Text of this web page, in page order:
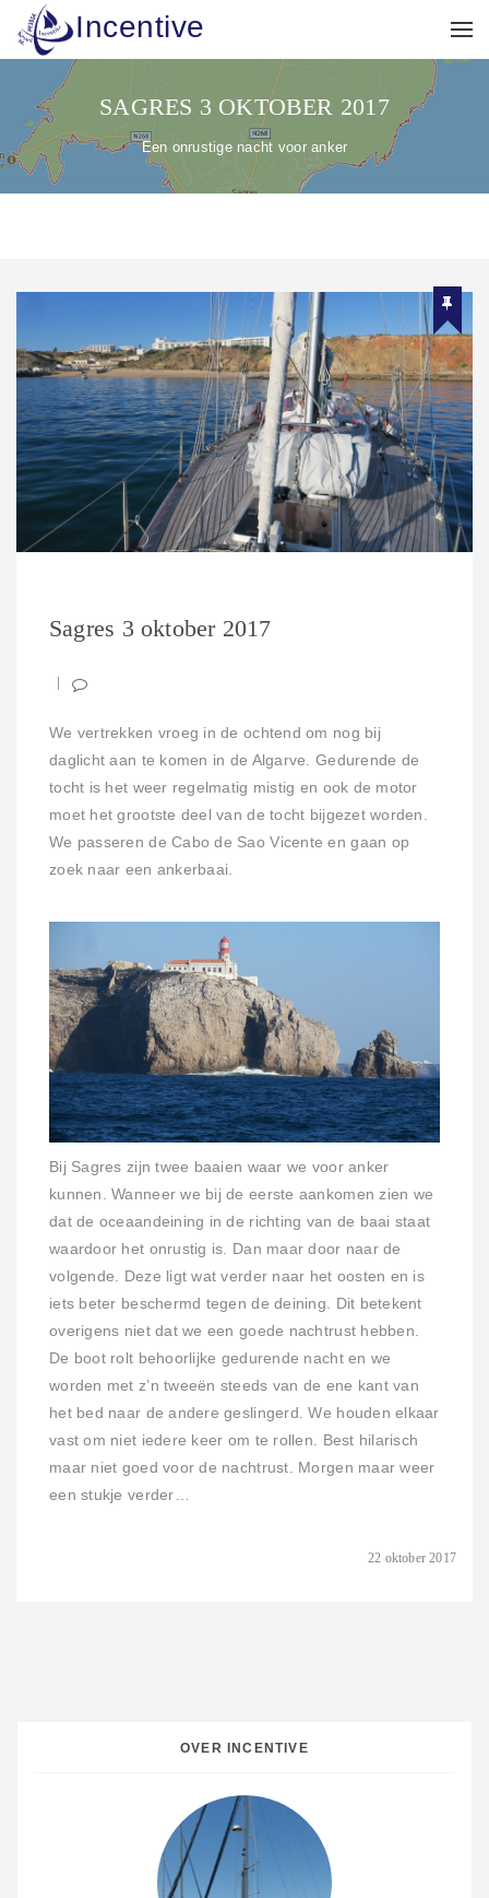
Incentive
SAGRES 3 OKTOBER 2017
Een onrustige nacht voor anker
Sagres 3 oktober 2017
22 oktober 2017
We vertrekken vroeg in de ochtend om nog bij
daglicht aan te komen in de Algarve. Gedurende de
tocht is het weer regelmatig mistig en ook de motor
moet het grootste deel van de tocht bijgezet worden.
We passeren de Cabo de Sao Vicente en gaan op
zoek naar een ankerbaai.
Bij Sagres zijn twee baaien waar we voor anker
kunnen. Wanneer we bij de eerste aankomen zien we
dat de oceaandeining in de richting van de baai staat
waardoor het onrustig is. Dan maar door naar de
volgende. Deze ligt wat verder naar het oosten en is
iets beter beschermd tegen de deining. Dit betekent
overigens niet dat we een goede nachtrust hebben.
De boot rolt behoorlijke gedurende nacht en we
worden met z’n tweeën steeds van de ene kant van
het bed naar de andere geslingerd. We houden elkaar
vast om niet iedere keer om te rollen. Best hilarisch
maar niet goed voor de nachtrust. Morgen maar weer
een stukje verder…
OVER INCENTIVE